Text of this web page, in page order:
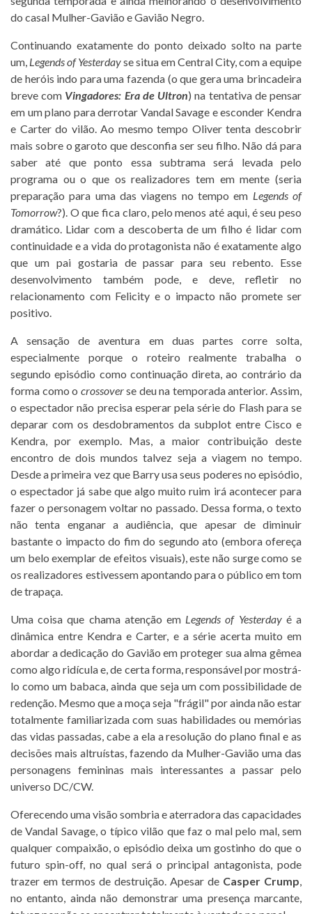
do casal Mulher-Gavião e Gavião Negro.
Continuando exatamente do ponto deixado solto na parte
um, Legends of Yesterdayse situa em Central City, com a equipe
de heróis indo para uma fazenda (o que gera uma brincadeira
breve com Vingadores: Era de Ultron) na tentativa de pensar
em um plano para derrotar Vandal Savage e esconder Kendra
e Carter do vilão. Ao mesmo tempo Oliver tenta descobrir
mais sobre o garoto que desconfia ser seu filho. Não dá para
saber até que ponto essa subtrama será levada pelo
programa ou o que os realizadores tem em mente (seria
preparação para uma das viagens no tempo em Legends of
Tomorrow?). O que fica claro, pelo menos até aqui, é seu peso
dramático. Lidar com a descoberta de um filho é lidar com
continuidade e a vida do protagonista não é exatamente algo
que um pai gostaria de passar para seu rebento. Esse
desenvolvimento também pode, e deve, refletir no
relacionamento com Felicity e o impacto não promete ser
positivo.
A sensação de aventura em duas partes corre solta,
especialmente porque o roteiro realmente trabalha o
segundo episódio como continuação direta, ao contrário da
forma como o crossoverse deu na temporada anterior. Assim,
o espectador não precisa esperar pela série do Flash para se
deparar com os desdobramentos da subplot entre Cisco e
Kendra, por exemplo. Mas, a maior contribuição deste
encontro de dois mundos talvez seja a viagem no tempo.
Desde a primeira vez que Barry usa seus poderes no episódio,
o espectador já sabe que algo muito ruim irá acontecer para
fazer o personagem voltar no passado. Dessa forma, o texto
não tenta enganar a audiência, que apesar de diminuir
bastante o impacto do fim do segundo ato (embora ofereça
um belo exemplar de efeitos visuais), este não surge como se
os realizadores estivessem apontando para o público em tom
de trapaça.
Uma coisa que chama atenção em Legends of Yesterdayé a
dinâmica entre Kendra e Carter, e a série acerta muito em
abordar a dedicação do Gavião em proteger sua alma gêmea
como algo ridícula e, de certa forma, responsável por mostrá-
lo como um babaca, ainda que seja um com possibilidade de
redenção. Mesmo que a moça seja "frágil" por ainda não estar
totalmente familiarizada com suas habilidades ou memórias
das vidas passadas, cabe a ela a resolução do plano final e as
decisões mais altruístas, fazendo da Mulher-Gavião uma das
personagens femininas mais interessantes a passar pelo
universo DC/CW.
Oferecendo uma visão sombria e aterradora das capacidades
de Vandal Savage, o típico vilão que faz o mal pelo mal, sem
qualquer compaixão, o episódio deixa um gostinho do que o
futuro spin-off, no qual será o principal antagonista, pode
trazer em termos de destruição. Apesar de Casper Crump,
no entanto, ainda não demonstrar uma presença marcante,